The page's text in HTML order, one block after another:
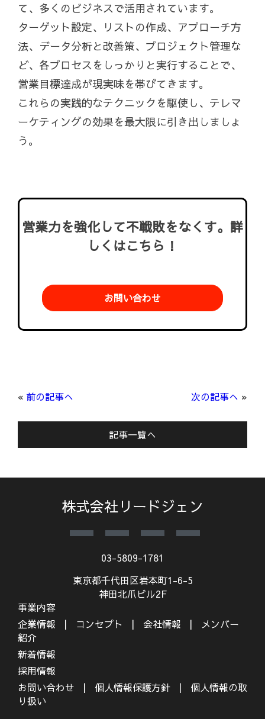
て、多くのビジネスで活用されています。
ターゲット設定、リストの作成、アプローチ方
法、データ分析と改善策、プロジェクト管理な
ど、各プロセスをしっかりと実行することで、
営業目標達成が現実味を帯びてきます。
これらの実践的なテクニックを駆使し、テレマ
ーケティングの効果を最大限に引き出しましょ
う。
営業力を強化して不戦敗をなくす。詳
しくはこちら！
お問い合わせ
« 前の記事へ 次の記事へ »
記事一覧へ
株式会社リードジェン
03-5809-1781
東京都千代田区岩本町1-6-5
神田北爪ビル2F
事業内容
企業情報
コンセプト 会社情報
メンバー
紹介
新着情報
採用情報
お問い合わせ
個人情報保護方針
個人情報の取
り扱い